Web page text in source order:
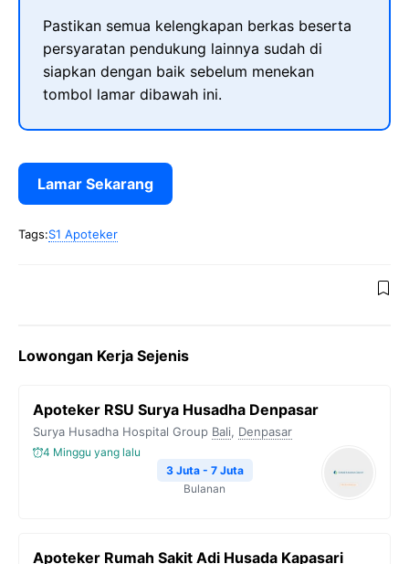
Pastikan semua kelengkapan berkas beserta
persyaratan pendukung lainnya sudah di
siapkan dengan baik sebelum menekan
tombol lamar dibawah ini.
Lamar Sekarang
Tags:S1 Apoteker
Lowongan Kerja Sejenis
Apoteker RSU Surya Husadha Denpasar
Surya Husadha Hospital Group Bali, Denpasar
4 Minggu yang lalu
3 Juta - 7 Juta
Bulanan
Apoteker Rumah Sakit Adi Husada Kapasari